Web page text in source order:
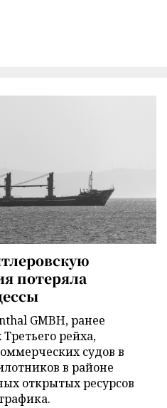
потеряла
GMBH, ранее
рейха,
судов в
в районе
открытых ресурсов